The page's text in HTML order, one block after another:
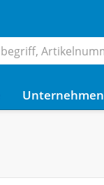
Unternehmen